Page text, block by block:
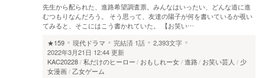
先生から配られた、進路希望調査票。みんなはいったい、どんな道に進
むつもりなんだろう。 そう思って、友達の陽子が何を書いているか覗い
てみると、そこにはこう書かれていた。 【お笑い…
★159
現代ドラマ 完結済 1話
2,393文字
2022年3月21日 12:44 更新
KAC20228 私だけのヒーロー おもしれー女 進路 お笑い芸人
少
女漫画 乙女ゲーム